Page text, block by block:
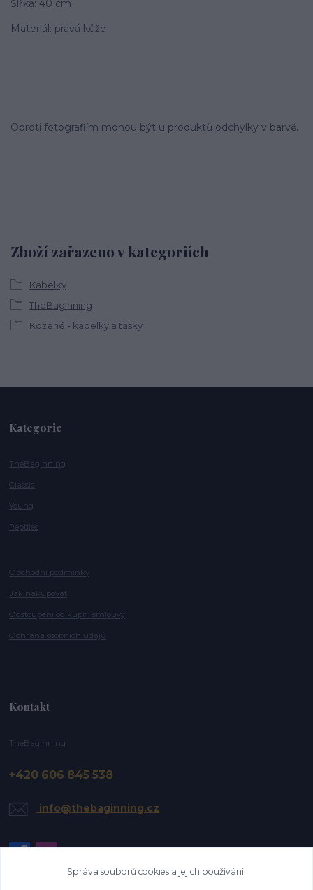
Šířka: 40 cm
Materiál: pravá kůže
Oproti fotografiím mohou být u produktů odchylky v barvě.
Zboží zařazeno v kategoriích
Kabelky
TheBaginning
Kožené - kabelky a tašky
Kategorie
TheBaginning
Classic
Young
Reptiles
Obchodní podmínky
Jak nakupovat
Odstoupení od kupní smlouvy
Ochrana osobních údajů
Kontakt
TheBaginning
+420 606 845 538
info@thebaginning.cz
Správa souborů cookies a jejich používání.